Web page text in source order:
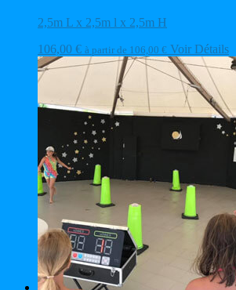
2,5m L x 2,5m l x 2,5m H
106,00 € à partir de 106,00 € Voir Détails